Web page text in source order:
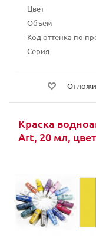
Цвет
Объем
Код оттенка по
Серия
Краска
Art, 20 мл,